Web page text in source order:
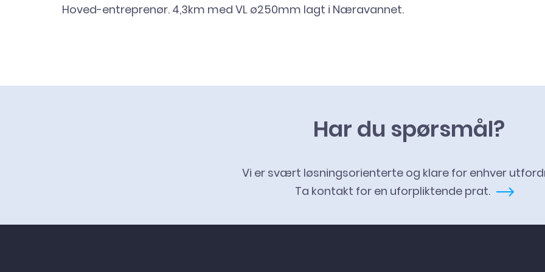
Hoved-entreprenør. 4,3km med VL ø250mm lagt i Næravannet.
Har du spørsmål?
Vi er svært løsningsorienterte og klare for enhver
Ta kontakt for en uforpliktende prat.